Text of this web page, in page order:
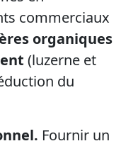
commerciaux
organiques
(luzerne et
du
. Fournir un